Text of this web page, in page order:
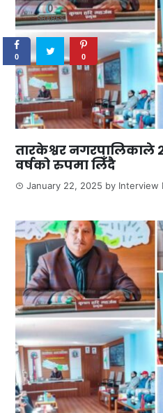
तारकेश्वर नगरपालिकाले
वर्षको रुपमा लिँदै
January 22, 2025 by Interview
0
SHARES
0 0